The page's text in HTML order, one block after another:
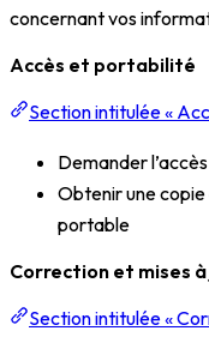
concernant vos
Accès et portabilité
Section intitulée «
Demander
Obtenir une
portable
Correction et mises
Section intitulée «